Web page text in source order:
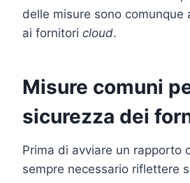
delle misure sono comunque
ai fornitori cloud.
Misure comuni
sicurezza dei
Prima di avviare un rapporto
sempre necessario riflettere